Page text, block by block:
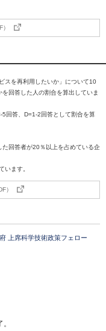
スを再利用したいか」について10
回答した人の割合を算出していま
回答、D=1-2回答として割合を算
回答者が20％以上を占めている企
います。
）
上席科学技術政策フェロー